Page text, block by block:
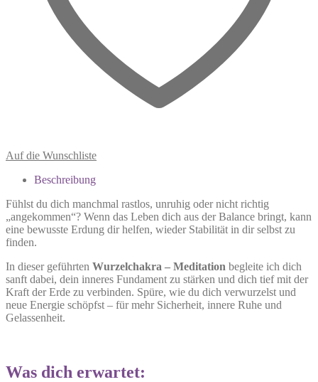
Auf die Wunschliste
Beschreibung
Fühlst du dich manchmal rastlos, unruhig oder nicht richtig
„angekommen“? Wenn das Leben dich aus der Balance bringt, kann
eine bewusste Erdung dir helfen, wieder Stabilität in dir selbst zu
finden.
In dieser geführten Wurzelchakra – Meditation begleite ich dich
sanft dabei, dein inneres Fundament zu stärken und dich tief mit der
Kraft der Erde zu verbinden. Spüre, wie du dich verwurzelst und
neue Energie schöpfst – für mehr Sicherheit, innere Ruhe und
Gelassenheit.
Was dich erwartet: